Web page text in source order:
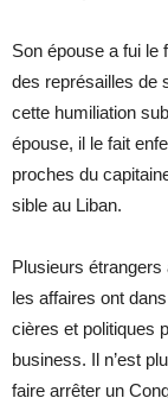
Son épouse a fui le
des re­pré­sailles de
cette hu­mi­lia­tion
épouse, il le fait
proches du
sible au Li­ban.
Plu­sieurs
les af­faires ont
cières et po­li­tiques
bu­si­ness. Il n’est
faire ar­rê­ter un